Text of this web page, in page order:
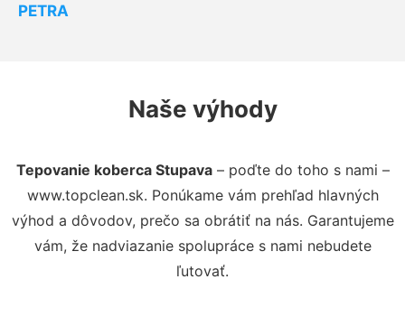
PETRA
Naše výhody
Tepovanie koberca Stupava– poďte do toho s nami –
www.topclean.sk. Ponúkame vám prehľad hlavných
výhod a dôvodov, prečo sa obrátiť na nás. Garantujeme
vám, že nadviazanie spolupráce s nami nebudete
ľutovať.